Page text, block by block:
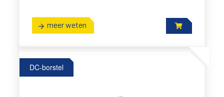
meer weten
DC-borstel